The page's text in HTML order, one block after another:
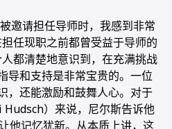
邀请担任导师时，我感到非常
任现职之前都曾受益于导师的
都清楚地意识到，在充满挑战
导和支持是非常宝贵的。一位
，还能激励和鼓舞人心。对于
）来说，尼尔斯告诉他
他记忆犹新。从本质上讲，这